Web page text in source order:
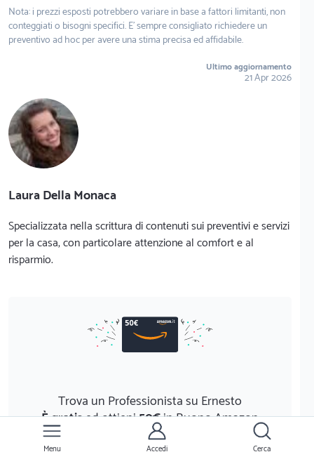
Nota: i prezzi esposti potrebbero variare in base a fattori limitanti, non
conteggiati o bisogni specifici. E' sempre consigliato richiedere un
preventivo ad hoc per avere una stima precisa ed affidabile.
Ultimo aggiornamento
21 Apr 2026
Laura Della Monaca
Specializzata nella scrittura di contenuti sui preventivi e servizi
per la casa, con particolare attenzione al comfort e al
risparmio.
Trova un Professionista su Ernesto
È gratised ottieni50€in Buono Amazon
Scopri di più
Menu Accedi Cerca